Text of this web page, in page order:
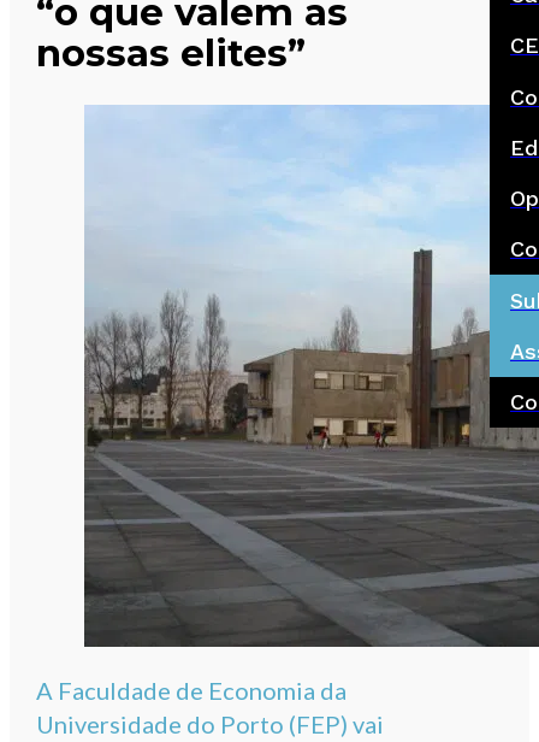
“o que valem as
nossas elites”
A Faculdade de Economia da
Universidade do Porto (FEP) vai